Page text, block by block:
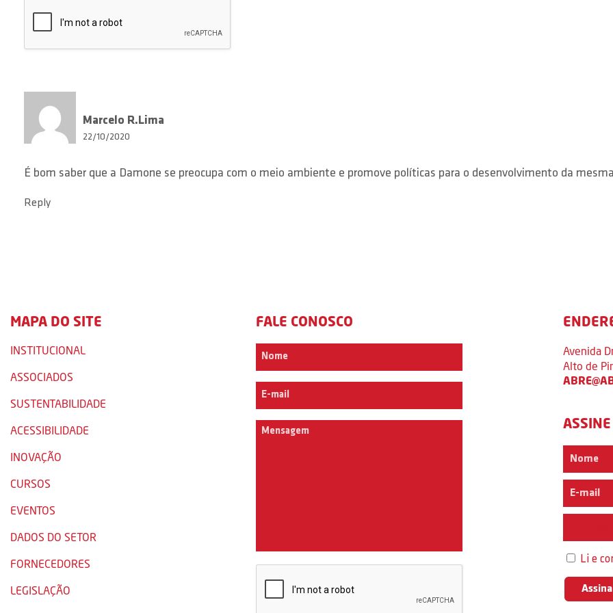
Marcelo R.Lima
22/10/2020
É bom saber que a Damone se preocupa com o meio ambiente e promove políticas para o desenvolvimento da
Reply
MAPA DO SITE
INSTITUCIONAL
ASSOCIADOS
SUSTENTABILIDADE
ACESSIBILIDADE
INOVAÇÃO
CURSOS
EVENTOS
DADOS DO SETOR
FORNECEDORES
LEGISLAÇÃO
FALE CONOSCO
Avenida
Alto de
Li e